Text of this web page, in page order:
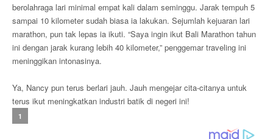
berolahraga lari minimal empat kali dalam seminggu. Jarak tempuh 5
sampai 10 kilometer sudah biasa ia lakukan. Sejumlah kejuaran lari
marathon, pun tak lepas ia ikuti. “Saya ingin ikut Bali Marathon tahun
ini dengan jarak kurang lebih 40 kilometer,” penggemar traveling ini
meninggikan intonasinya.
Ya, Nancy pun terus berlari jauh. Jauh mengejar cita-citanya untuk
terus ikut meningkatkan industri batik di negeri ini!
1